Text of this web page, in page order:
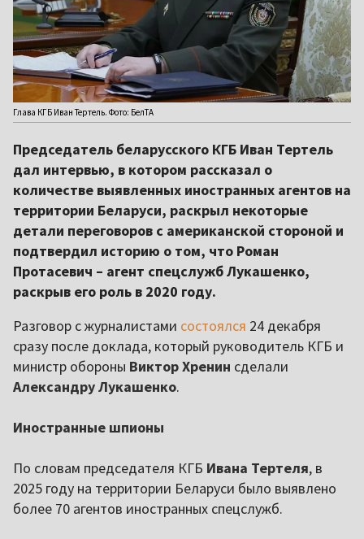
Глава КГБ Иван Тертель. Фото: БелТА
Председатель беларусского КГБ Иван Тертель
дал интервью, в котором рассказал о
количестве выявленных иностранных агентов на
территории Беларуси, раскрыл некоторые
детали переговоров с американской стороной и
подтвердил историю о том, что Роман
Протасевич – агент спецслужб Лукашенко,
раскрыв его роль в 2020 году.
Разговор с журналистами состоялся 24 декабря
сразу после доклада, который руководитель КГБ и
министр обороны Виктор Хренин сделали
Александру Лукашенко.
Иностранные шпионы
По словам председателя КГБ Ивана Тертеля, в
2025 году на территории Беларуси было выявлено
более 70 агентов иностранных спецслужб.